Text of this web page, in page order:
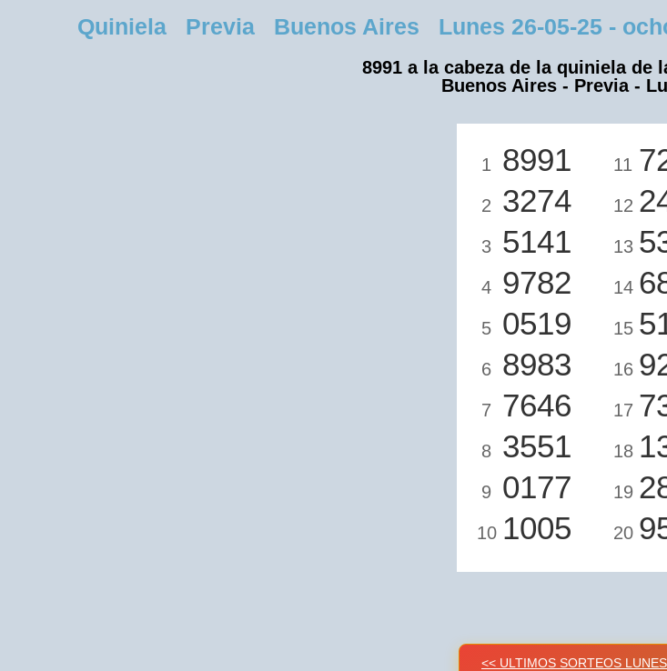
Quiniela Previa Buenos Aires Lunes 26-05-25 -
8991 a la cabeza de la quiniela de
Buenos Aires - Previa -
1 8991
2 3274
3 5141
4 9782
5 0519
6 8983
7 7646
8 3551
9 0177
10 1005
11
12
13
14
15
16
17
18
19
20
<< ULTIMOS SORTEOS